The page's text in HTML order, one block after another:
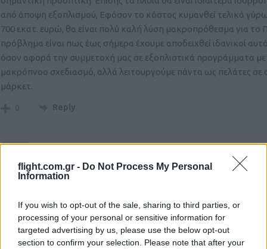
flight.com.gr - Do Not Process My Personal
Information
If you wish to opt-out of the sale, sharing to third parties, or
processing of your personal or sensitive information for
targeted advertising by us, please use the below opt-out
section to confirm your selection. Please note that after your
από άποψη εξοπλισμού, Εφόσον το κόστος κυμανθεί τελικά
700 εκατ. ευρώ, θα είναι πολύ καλή λύση μακροπρόθεσμα για το
πρόβλημα είναι πως έως σήμερα έχουμε αποδειχθεί ιδανικοί
όσον αφορά την συμμετοχή μας σε εξοπλιστικά προγράμματα με
μακρόπνοο σχεδιασμό, αλλά λειτουργούμε πάντα ως πελάτες σε
μάρκετ.
0 Reply
simos (@simos) Active Member 1 Μαΐου
ειναι υψηλων προδιαγραφων,πολυ καλυτερα απο τις
διαθετουν ηλεκτρονικα state of the art,48 κελια ενω στις
που εχει θεσει το usn περιλαμβανεται η αντιμετωπιση
απειλων και επιθεσεων κορεσμου αμφοτερα ιδιαιτερα